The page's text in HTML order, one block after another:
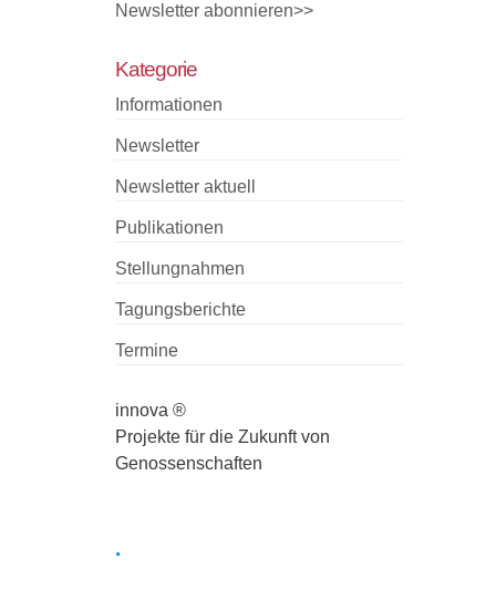
Newsletter abonnieren>>
Kategorie
Informationen
Newsletter
Newsletter aktuell
Publikationen
Stellungnahmen
Tagungsberichte
Termine
innova ®
Projekte für die Zukunft von
Genossenschaften
.